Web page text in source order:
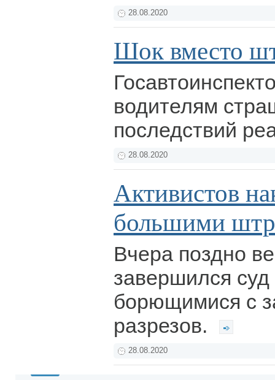
28.08.2020
Шок вместо
водителям
последствий
28.08.2020
Активистов
большими
Вчера поздно
завершился
борющимися с
разрезов.
28.08.2020